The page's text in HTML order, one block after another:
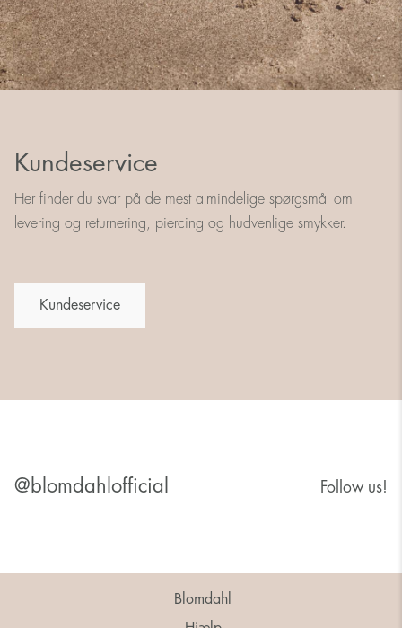
Kundeservice
Her finder du svar på de mest almindelige spørgsmål om
levering og returnering, piercing og hudvenlige smykker.
Kundeservice
@blomdahlofficial Follow us!
Blomdahl